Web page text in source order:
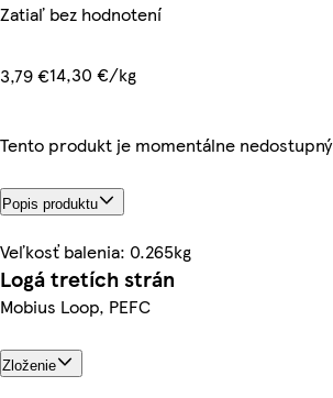
Zatiaľ bez hodnotení
3,79 €14,30 €/kg
Tento produkt je momentálne nedostupný
Popis produktu
Veľkosť balenia: 0.265kg
Logá tretích strán
Mobius Loop, PEFC
Zloženie